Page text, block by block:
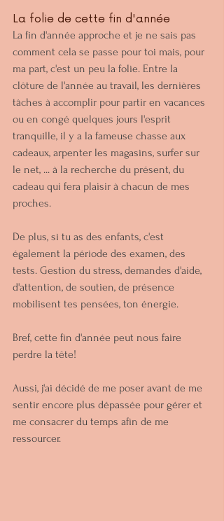
La folie de cette fin d'année
La fin d'année approche et je ne sais pas
comment cela se passe pour toi mais, pour
ma part, c'est un peu la folie. Entre la
clôture de l'année au travail, les dernières
tâches à accomplir pour partir en vacances
ou en congé quelques jours l'esprit
tranquille, il y a la fameuse chasse aux
cadeaux, arpenter les magasins, surfer sur
le net, ... à la recherche du présent, du
cadeau qui fera plaisir à chacun de mes
proches.
De plus, si tu as des enfants, c'est
également la période des examen, des
tests. Gestion du stress, demandes d'aide,
d'attention, de soutien, de présence
mobilisent tes pensées, ton énergie.
Bref, cette fin d'année peut nous faire
perdre la tête!
Aussi, j'ai décidé de me poser avant de me
sentir encore plus dépassée pour gérer et
me consacrer du temps afin de me
ressourcer.